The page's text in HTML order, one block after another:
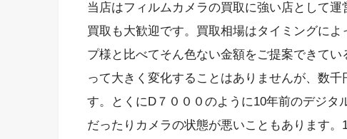
当店はフィルムカメラの買取に強い店として
買取も大歓迎です。買取相場はタイミングに
プ様と比べてそん色ない金額をご提案できて
って大きく変化することはありませんが、数
す。とくにD７０００のように10年前のデジ
だったりカメラの状態が悪いこともあります